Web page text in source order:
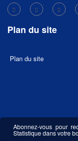
Plan du site
Plan du site
Abonnez-vous pour
Statistique dans votre